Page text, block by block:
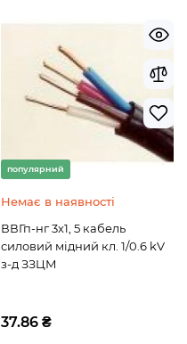
популярний
Немає в наявності
ВВГп-нг 3х1, 5 кабель
силовий мідний кл. 1/0.6 kV
з-д ЗЗЦМ
37.86 ₴